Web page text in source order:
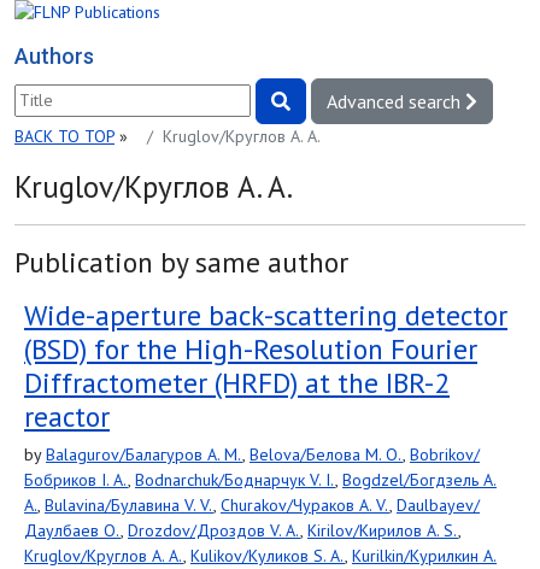
Authors
Advanced search
BACK TO TOP » Kruglov/Круглов A. A.
Kruglov/Круглов A. A.
Publication by same author
Wide-aperture back-scattering detector
(BSD) for the High-Resolution Fourier
Diffractometer (HRFD) at the IBR-2
reactor
byBalagurov/Балагуров A. M., Belova/Белова M. O., Bobrikov/
Бобриков I. A., Bodnarchuk/Боднарчук V. I., Bogdzel/Богдзель A.
A., Bulavina/Булавина V. V., Churakov/Чураков A. V., Daulbayev/
Даулбаев O., Drozdov/Дроздов V. A., Kirilov/Кирилов A. S.,
Kruglov/Круглов A. A., Kulikov/Куликов S. A., Kurilkin/Курилкин A.